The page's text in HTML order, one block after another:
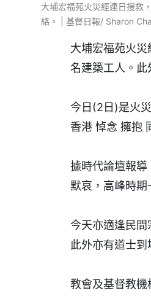
大埔宏福苑火災經連日搜救
絡。 | 基督日報/ Sharon
大埔宏福苑火
名建築工人。此
今日(2日)是火
香港 悼念 擁抱
據時代論壇報
默哀，高峰時
今天亦適逢民
此外亦有道士到
教會及基督教